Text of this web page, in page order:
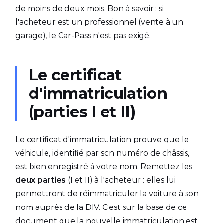
de moins de deux mois. Bon à savoir : si
l'acheteur est un professionnel (vente à un
garage), le Car-Pass n'est pas exigé.
Le certificat
d'immatriculation
(parties I et II)
Le certificat d'immatriculation prouve que le
véhicule, identifié par son numéro de châssis,
est bien enregistré à votre nom. Remettez les
deux parties (I et II) à l'acheteur : elles lui
permettront de réimmatriculer la voiture à son
nom auprès de la DIV. C'est sur la base de ce
document que la nouvelle immatriculation est